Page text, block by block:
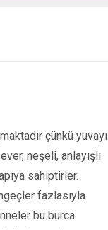
çünkü yuvayı
neşeli, anlayışlı
sahiptirler.
fazlasıyla
bu burca